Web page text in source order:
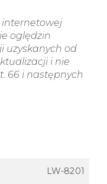
internetowej
oględzin
uzyskanych od
i nie
66 i następnych
LW-8201